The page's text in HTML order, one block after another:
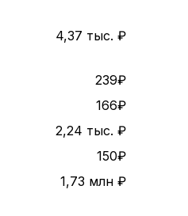
4,37 тыс. ₽
239₽
166₽
2,24 тыс. ₽
150₽
1,73 млн ₽